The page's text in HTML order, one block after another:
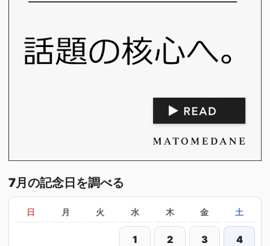
7月の記念日を調べる
日 月 火 水 木 金 土
1 2 3 4